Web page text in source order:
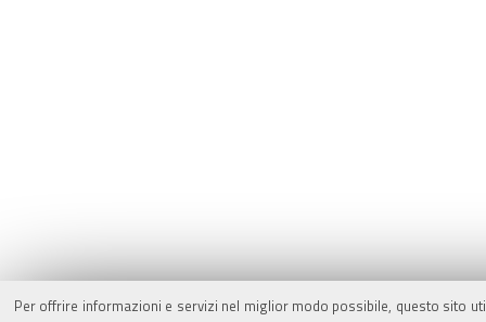
Per offrire informazioni e servizi nel miglior modo possibile, questo sito